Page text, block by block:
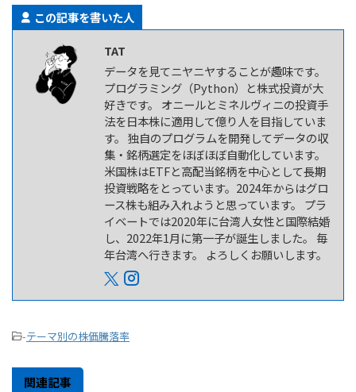
この記事を書いた人
TAT
データを見てニヤニヤすることが趣味です。
プログラミング（Python）と株式投資が大
好きです。 オニールとミネルヴィニの投資手
法を日本株に適用して億り人を目指していま
す。 独自のプログラムを開発してデータの収
集・銘柄選定をほぼほぼ自動化しています。
米国株はETFと高配当銘柄を中心として長期
投資戦略をとっています。2024年からはグロ
ース株も組み入れようと思っています。 プラ
イベートでは2020年に台湾人女性と国際結婚
し、2022年1月に第一子が誕生しました。 毎
年台湾へ行きます。 よろしくお願いします。
-テーマ別の株価騰落率
関連記事